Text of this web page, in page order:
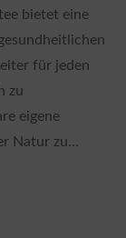
bietet eine
für jeden
zu
eigene
Natur zu…